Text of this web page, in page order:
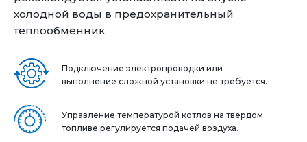
холодной воды в предохранительный
теплообменник.
Подключение электропроводки или
выполнение сложной установки не требуется.
Управление температурой котлов на твердом
топливе регулируется подачей воздуха.